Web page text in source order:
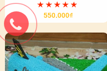
550.000₫